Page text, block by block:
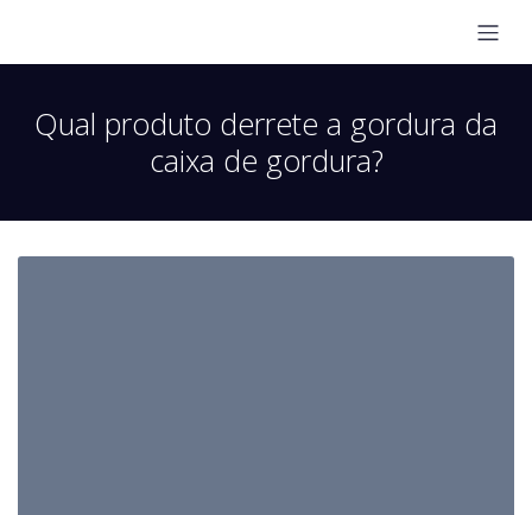
Qual produto derrete a gordura da
caixa de gordura?